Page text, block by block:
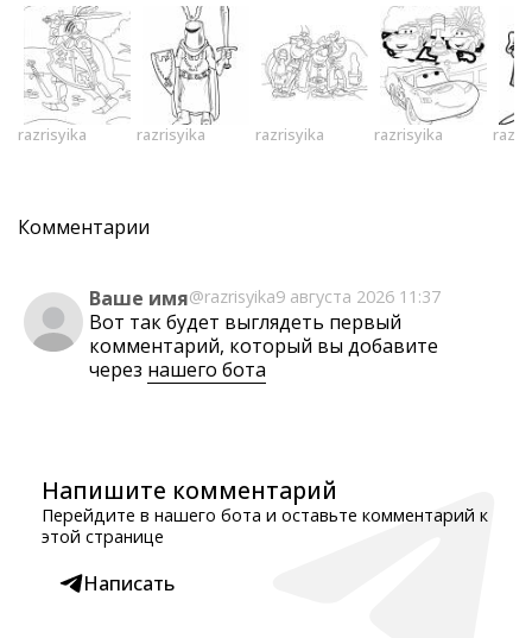
razrisyika razrisyika razrisyika razrisyika
Комментарии
Ваше имя@razrisyika9 августа 2026 11:37
Вот так будет выглядеть первый
комментарий, который вы добавите
через нашего бота
Напишите комментарий
Перейдите в нашего бота и оставьте комментарий к
этой странице
Написать